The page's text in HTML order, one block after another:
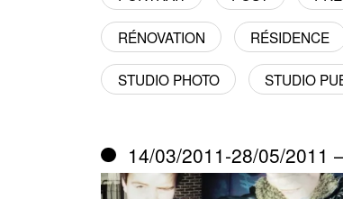
RÉNOVATION RÉSIDENCE
STUDIO PHOTO STUDIO
14/03/2011-28/05/2011